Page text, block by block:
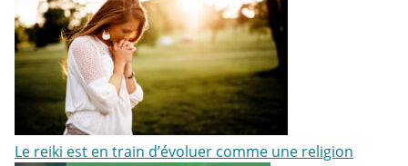
Le reiki est en train d’évoluer comme une religion